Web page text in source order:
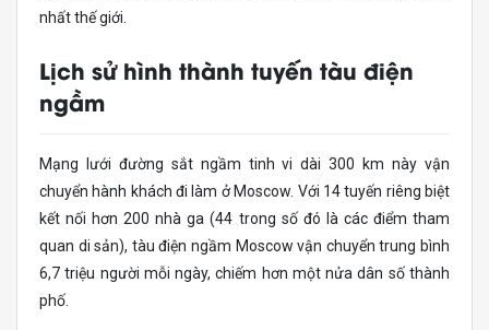
nhất thế giới.
Lịch sử hình thành tuyến tàu điện
ngầm
Mạng lưới đường sắt ngầm tinh vi dài 300 km này vận
chuyển hành khách đi làm ở Moscow. Với 14 tuyến riêng biệt
kết nối hơn 200 nhà ga (44 trong số đó là các điểm tham
quan di sản), tàu điện ngầm Moscow vận chuyển trung bình
6,7 triệu người mỗi ngày, chiếm hơn một nửa dân số thành
phố.